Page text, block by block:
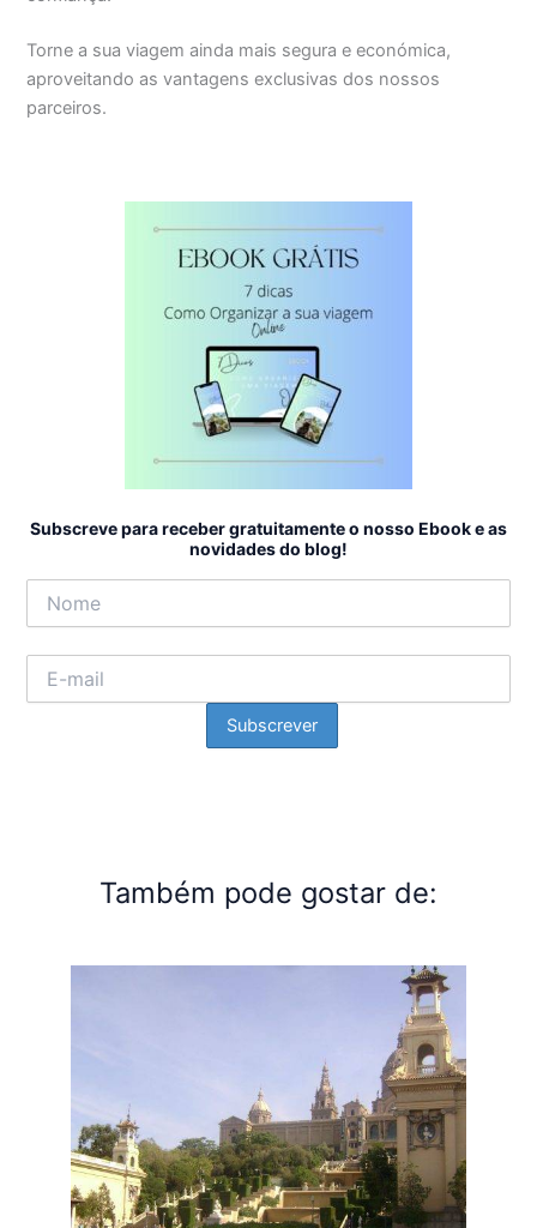
Torne a sua viagem ainda mais segura e económica,
aproveitando as vantagens exclusivas dos nossos
parceiros.
Subscreve para receber gratuitamente o nosso Ebook e as
novidades do blog!
Também pode gostar de: